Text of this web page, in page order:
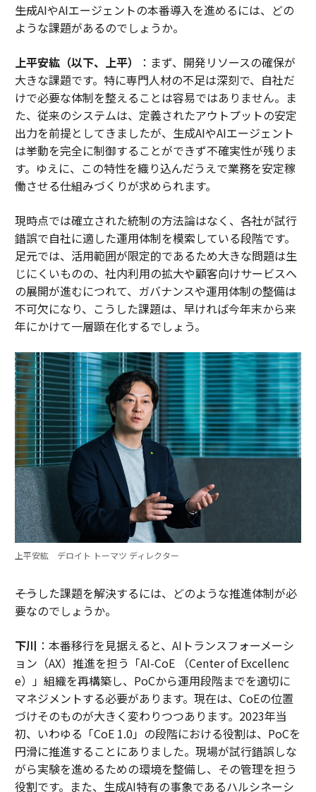
――生成AIやAIエージェントの本番導入を進めるには、どの
ような課題があるのでしょうか。
上平安紘（以下、上平）
：まず、開発リソースの確保が
大きな課題です。特に専門人材の不足は深刻で、自社だ
けで必要な体制を整えることは容易ではありません。ま
た、従来のシステムは、定義されたアウトプットの安定
出力を前提としてきましたが、生成AIやAIエージェント
は挙動を完全に制御することができず不確実性が残りま
す。ゆえに、この特性を織り込んだうえで業務を安定稼
働させる仕組みづくりが求められます。
現時点では確立された統制の方法論はなく、各社が試行
錯誤で自社に適した運用体制を模索している段階です。
足元では、活用範囲が限定的であるため大きな問題は生
じにくいものの、社内利用の拡大や顧客向けサービスへ
の展開が進むにつれて、ガバナンスや運用体制の整備は
不可欠になり、こうした課題は、早ければ今年末から来
年にかけて一層顕在化するでしょう。
上平安紘 デロイト トーマツ ディレクター
――そうした課題を解決するには、どのような推進体制が必
要なのでしょうか。
下川 ：本番移行を見据えると、AIトランスフォーメーシ
ョン（AX）推進を担う「AI-CoE （Center of Excellenc
e）」組織を再構築し、PoCから運用段階までを適切に
マネジメントする必要があります。現在は、CoEの位置
づけそのものが大きく変わりつつあります。2023年当
初、いわゆる「CoE 1.0」の段階における役割は、PoCを
円滑に推進することにありました。現場が試行錯誤しな
がら実験を進めるための環境を整備し、その管理を担う
役割です。また、生成AI特有の事象であるハルシネーシ